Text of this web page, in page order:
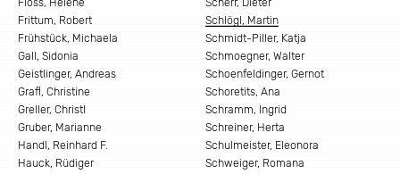
Flöss, Helene
Frittum, Robert
Frühstück, Michaela
Gall, Sidonia
Geistlinger, Andreas
Grafl, Christine
Greller, Christl
Gruber, Marianne
Handl, Reinhard F.
Hauck, Rüdiger
Scherr, Dieter
Schlögl, Martin
Schmidt-Piller, Katja
Schmoegner, Walter
Schoenfeldinger, Gernot
Schoretits, Ana
Schramm, Ingrid
Schreiner, Herta
Schulmeister, Eleonora
Schweiger, Romana